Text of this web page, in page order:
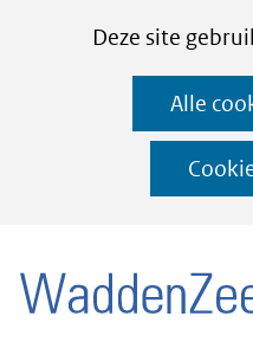
CookiesDeze site
deze
Alle